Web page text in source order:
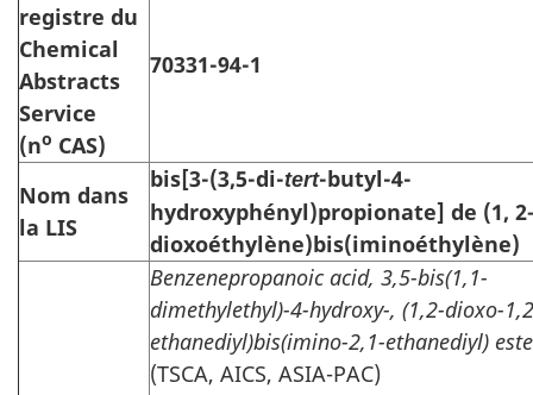
registre du
Chemical
Abstracts
Service
(no CAS)
70331-94-1
Nom dans
la LIS
bis[3-(3,5-di-tert-butyl-4-
hydroxyphényl)propionate] de (1,
dioxoéthylène)bis(iminoéthylène)
Benzenepropanoic acid, 3,5-bis(1,1-
dimethylethyl)-4-hydroxy-, (1,2-dioxo-
ethanediyl)bis(imino-2,1-ethanediyl)
(TSCA, AICS, ASIA-PAC)